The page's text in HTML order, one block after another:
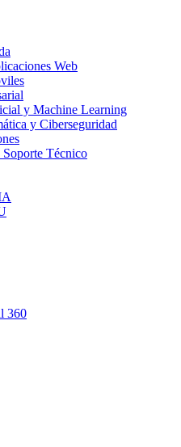
Web
y Machine Learning
y Ciberseguridad
Técnico
360